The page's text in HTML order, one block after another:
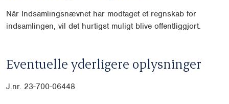
Når Indsamlingsnævnet har modtaget et regnskab for
indsamlingen, vil det hurtigst muligt blive offentliggjort.
Eventuelle yderligere oplysninger
J.nr. 23-700-06448